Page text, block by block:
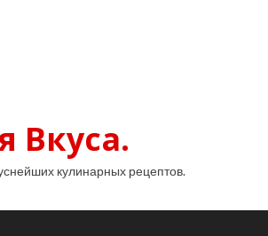
Вкуса.
кулинарных рецептов.